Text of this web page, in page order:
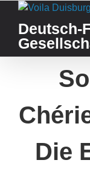
contentDeutsch-
Die